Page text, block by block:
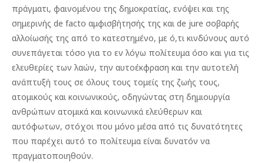
πράγματι, φαινομένου της δημοκρατίας, ενόψει και της
σημερινής de facto αμφισβήτησής της και de jure σοβαρής
αλλοίωσής της από το κατεστημένο, με ό,τι κινδύνους αυτό
συνεπάγεται τόσο για το εν λόγω πολίτευμα όσο και για τις
ελευθερίες των λαών, την αυτοέκφραση και την αυτοτελή
ανάπτυξή τους σε όλους τους τομείς της ζωής τους,
ατομικούς και κοινωνικούς, οδηγώντας στη δημιουργία
ανθρώπων ατομικά και κοινωνικά ελεύθερων και
αυτόφωτων, στόχοι που μόνο μέσα από τις δυνατότητες
που παρέχει αυτό το πολίτευμα είναι δυνατόν να
πραγματοποιηθούν.